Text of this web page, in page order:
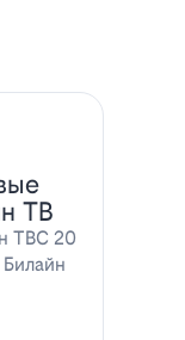
ТВ
ТВС 20